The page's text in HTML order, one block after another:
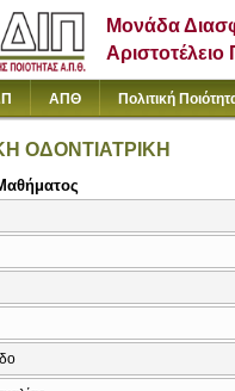
Μονάδα
ΑΠΘ Πολιτική
ΟΔΟΝΤΙΑΤΡΙΚΗ